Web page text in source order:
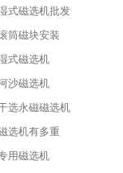
式磁选机批发
筒磁块安装
式磁选机
沙磁选机
选永磁磁选机
选机有多重
用磁选机